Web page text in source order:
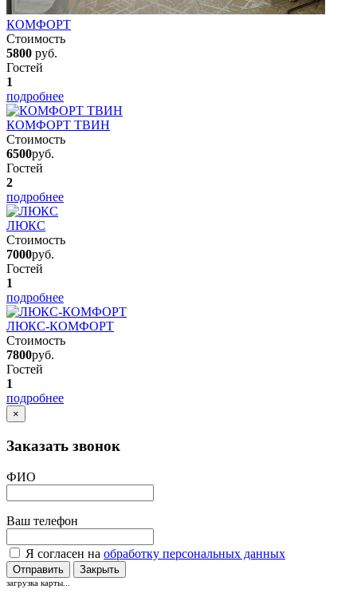
КОМФОРТ
Стоимость
5800 руб.
Гостей
1
подробнее
КОМФОРТ ТВИН
Стоимость
6500руб.
Гостей
2
подробнее
ЛЮКС
Стоимость
7000руб.
Гостей
1
подробнее
ЛЮКС-КОМФОРТ
Стоимость
7800руб.
Гостей
1
подробнее
×
Заказать звонок
ФИО
Ваш телефон
Я согласен на обработку персональных данных
Отправить Закрыть
загрузка карты...